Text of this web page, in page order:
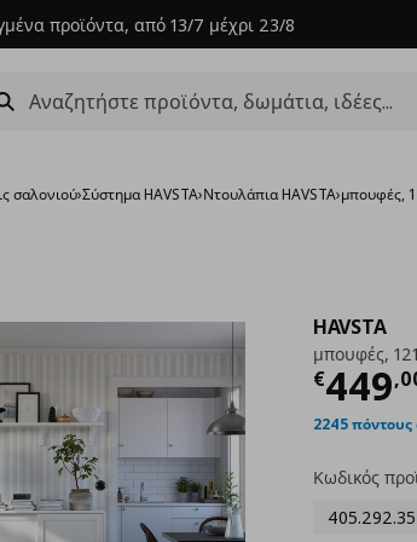
προϊόντα, από 13/7 μέχρι 23/8
σαλονιού›Σύστημα HAVSTA›Ντουλάπια HAVSTA›μπουφές,
HAVSTA
μπουφές,
€449,
2245
Κωδικός
405.292.35